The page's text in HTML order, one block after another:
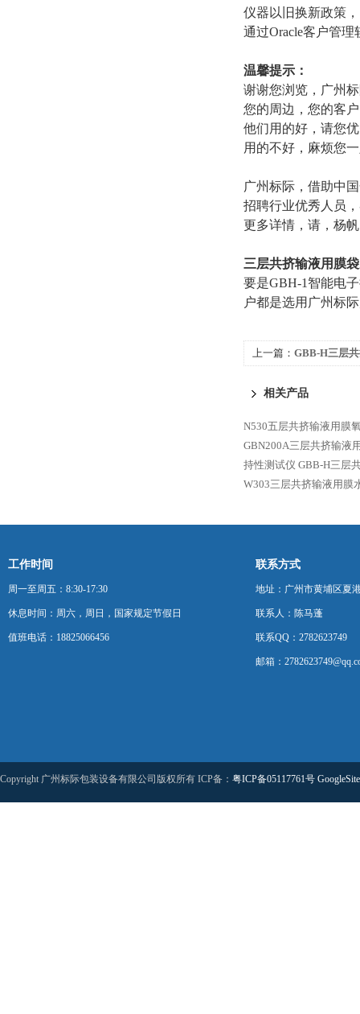
仪器以旧换新政策
通过Oracle客户管
温馨提示：
谢谢您浏览，广州
您的周边，您的客
他们用的好，请您
用的不好，麻烦您
广州标际，借助中
招聘行业优秀人员
更多详情，请，杨帆
三层共挤输液用膜
要是GBH-1智能电
户都是选用广州标
上一篇： GBB-H三层
相关产品
N530五层共挤输液用膜
GBN200A三层共挤输液
持性测试仪 GBB-H三层
W303三层共挤输液用膜
工作时间
周一至周五：8:30-17:30
休息时间：周六，周日，国家规定节假日
值班电话：18825066456
联系方式
地址：广州市黄埔区夏
联系人：陈马蓬
联系QQ：2782623749
邮箱：
Copyright 广州标际包装设备有限公司版权所有 ICP备： 粤ICP备05117761号